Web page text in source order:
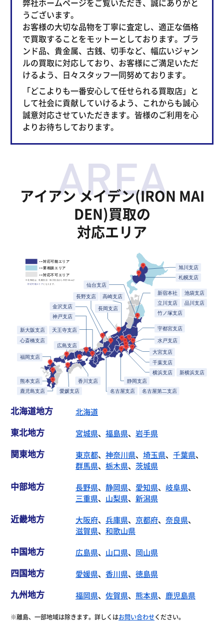
うございます。
お客様の大切な品物を丁寧に査定し、適正な価格
で買取することをモットーとしております。ブラ
ンド品、貴金属、古銭、切手など、幅広いジャン
ルの買取に対応しており、お客様にご満足いただ
けるよう、日々スタッフ一同努めております。
「どこよりも一番安心して任せられる買取店」と
して社会に貢献していけるよう、これからも誠心
誠意対応させていただきます。皆様のご利用を心
よりお待ちしております。
アイアン メイデン(IRON MAI
DEN)買取の
対応エリア
北海道地方 北海道
東北地方 宮城県、 福島県、 岩手県
関東地方 東京都、 神奈川県、 埼玉県、 千葉県、
群馬県、 栃木県、 茨城県
中部地方 長野県、 静岡県、 愛知県、 岐阜県、
三重県、 山梨県、 新潟県
近畿地方 大阪府、 兵庫県、 京都府、 奈良県、
滋賀県、 和歌山県
中国地方 広島県、 山口県、 岡山県
四国地方 愛媛県、 香川県、 徳島県
九州地方 福岡県、 佐賀県、 熊本県、 鹿児島県
※離島、一部地域は除きます。詳しくはお問い合わせください。